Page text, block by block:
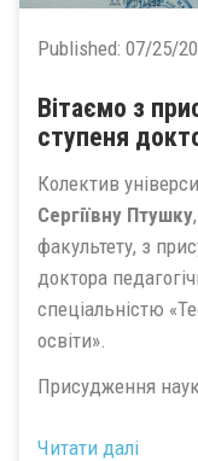
Published: 07/25/
Вітаємо з
ступеня
Колектив
Сергіївну Птушку
факультету, з
доктора
спеціальністю
освіти».
Присудження
Читати далі